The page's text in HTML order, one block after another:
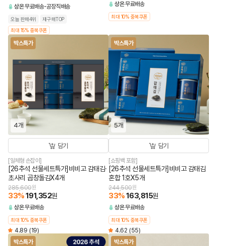
상온무료배송 공장직배송
오늘 판매4위
재구매TOP
최대 15% 중복쿠폰
상온무료배송
최대 10% 중복쿠폰
박스특가
4개
담기
[일체형 손잡이]
[26추석 선물세트특가]비비고 감태김·
초사리 곱창돌김X4개
285,600원
33%191,352원
상온무료배송
최대 10% 중복쿠폰
4.89 (19)
박스특가
5개
담기
[쇼핑백 포함]
[26추석 선물세트특가]비비고 감태김
혼합 1호X5개
244,500원
33%163,815원
상온무료배송
최대 10% 중복쿠폰
4.62 (55)
박스특가
박스특가